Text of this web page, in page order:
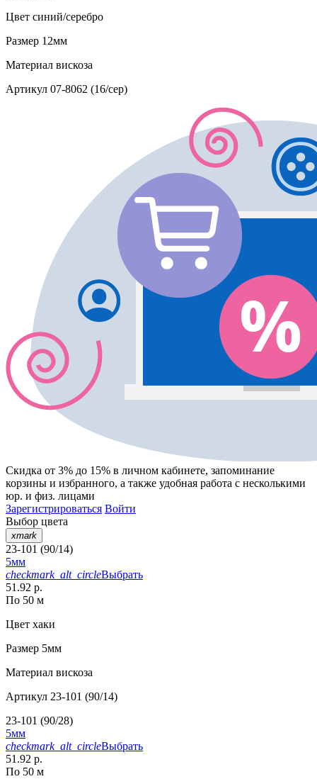
Цвет синий/серебро
Размер 12мм
Материал вискоза
Артикул 07-8062 (16/сер)
Скидка от 3% до 15% в личном кабинете, запоминание
корзины и избранного, а также удобная работа с несколькими
юр. и физ. лицами
Зарегистрироваться Войти
Выбор цвета
xmark
23-101 (90/14)
5мм
checkmark_alt_circleВыбрать
51.92 р.
По 50 м
Цвет хаки
Размер 5мм
Материал вискоза
Артикул 23-101 (90/14)
23-101 (90/28)
5мм
checkmark_alt_circleВыбрать
51.92 р.
По 50 м